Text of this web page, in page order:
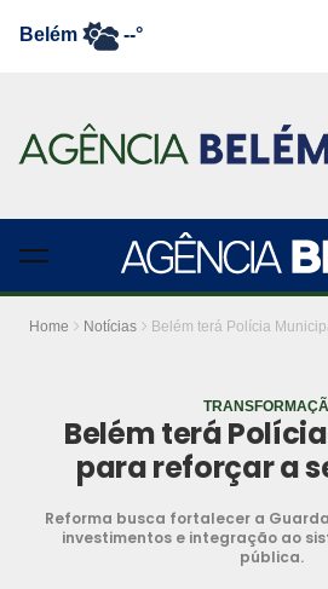
Belém --°
Home Notícias Belém terá Polícia
Belém terá
para reforçar a
Reforma busca fortalecer a
investimentos e integração ao
pública.